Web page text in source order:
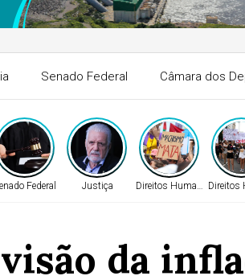
Senado Federal Câmara dos
Federal Justiça Direitos HumanosDireitos
da